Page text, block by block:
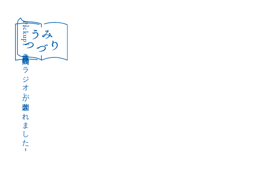
［Pickup］
音声作品『波間のラジオ』が公開されました！